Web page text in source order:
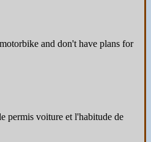
and don't have plans for
permis voiture et l'habitude de